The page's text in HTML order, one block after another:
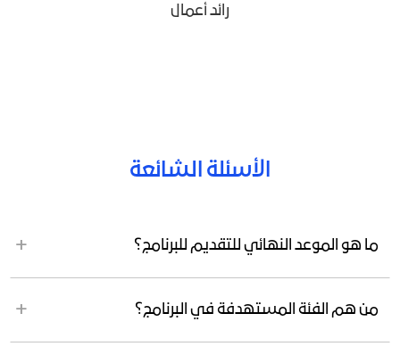
رائد أعمال
الأسئلة الشائعة
ما هو الموعد النهائي للتقديم للبرنامج؟
من هم الفئة المستهدفة في البرنامج؟